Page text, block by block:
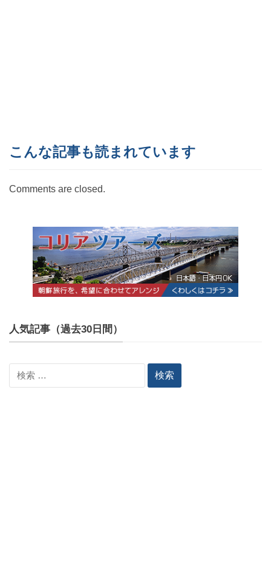
こんな記事も読まれています
Comments are closed.
人気記事（過去30日間）
索: